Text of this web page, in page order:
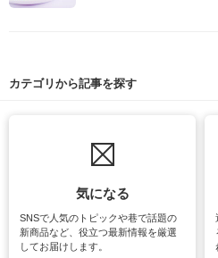
カテゴリから記事を探す
気になる
SNSで人気のトピックや巷で話題の
新商品など、役立つ最新情報を厳選
してお届けします。